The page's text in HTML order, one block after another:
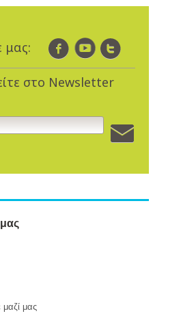
μας:
στο Newsletter
μαζί μας